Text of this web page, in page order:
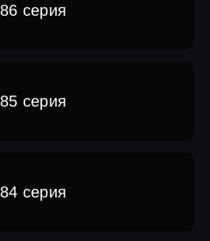
86 серия
85 серия
84 серия